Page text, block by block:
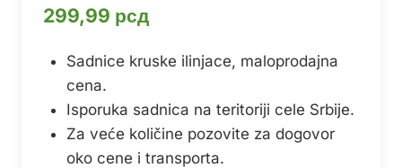
299,99 рсд
Sadnice kruske ilinjace, maloprodajna
cena.
Isporuka sadnica na teritoriji cele Srbije.
Za veće količine pozovite za dogovor
oko cene i transporta.